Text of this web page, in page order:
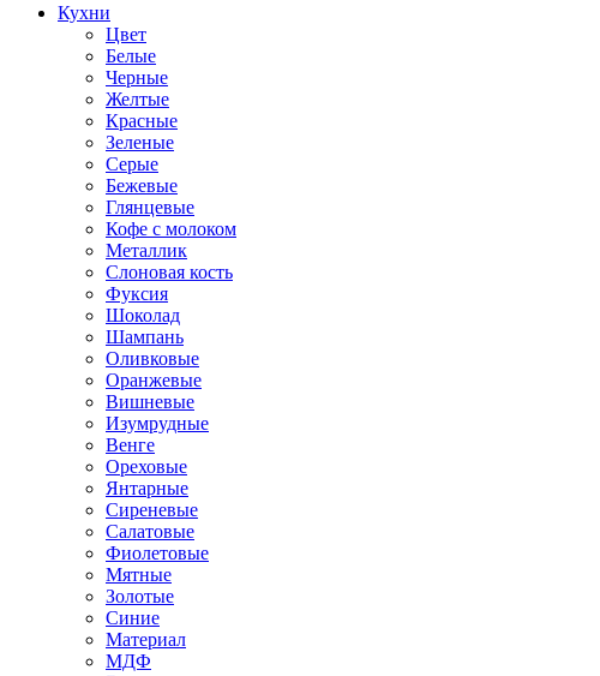
Кухни
Цвет
Белые
Черные
Желтые
Красные
Зеленые
Серые
Бежевые
Глянцевые
Кофе с молоком
Металлик
Слоновая кость
Фуксия
Шоколад
Шампань
Оливковые
Оранжевые
Вишневые
Изумрудные
Венге
Ореховые
Янтарные
Сиреневые
Салатовые
Фиолетовые
Мятные
Золотые
Синие
Материал
МДФ